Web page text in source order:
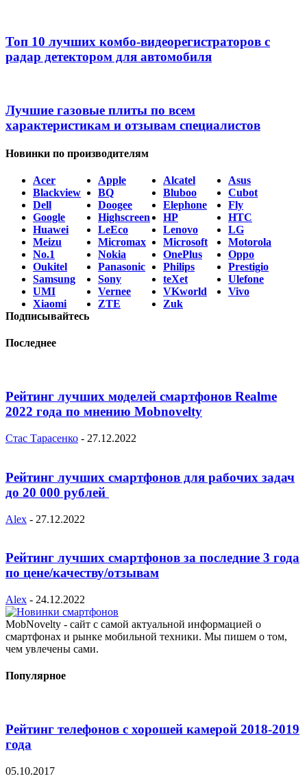
Топ 10 лучших комбо-видеорегистраторов с
радар детектором для автомобиля
Лучшие газовые плиты по всем
характеристикам и отзывам специалистов
Новинки по производителям
Acer Apple Alcatel
Asus
Blackview
BQ Bluboo
Cubot
Dell
Doogee Elephone
Fly
Google
Highscreen HP
HTC
Huawei
LeEco Lenovo
LG
Meizu
Micromax Microsoft
Motorola
No.1
Nokia OnePlus
Oppo
Oukitel
Panasonic Philips
Prestigio
Samsung
Sony teXet
Ulefone
UMI
Vernee VKworld
Vivo
Xiaomi
ZTE
Zuk
Подписывайтесь
Последнее
Рейтинг лучших моделей смартфонов Realme
2022 года по мнению Mobnovelty
Стас Тарасенко - 27.12.2022
Рейтинг лучших смартфонов для рабочих задач
до 20 000 рублей
Alex - 27.12.2022
Рейтинг лучших смартфонов за последние 3 года
по цене/качеству/отзывам
Alex - 24.12.2022
MobNovelty - сайт с самой актуальной информацией о
смартфонах и рынке мобильной техники. Мы пишем о том,
чем увлечены сами.
Популярное
Рейтинг телефонов с хорошей камерой 2018-2019
года
05.10.2017